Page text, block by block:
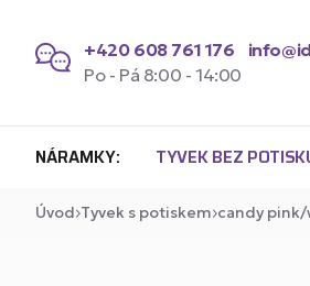
+420 608 761 176
Po - Pá 8:00 - 14:00
NÁRAMKY: TYVEK BEZ
Úvod Tyvek s potiskem candy